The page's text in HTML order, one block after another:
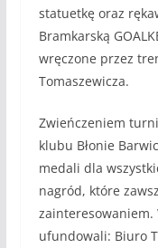
statuetkę oraz
Bramkarską
wręczone przez
Tomaszewicza.
Zwieńczeniem
klubu Błonie
medali dla
nagród, które
ufundowali: Biuro